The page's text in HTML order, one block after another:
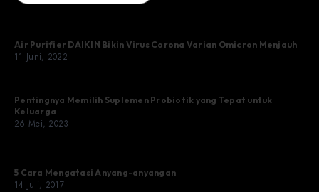
Air Purifier DAIKIN Bikin Virus Corona Varian Omicron Menjauh
11 Juni, 2022
Pentingnya Memilih Suplemen Probiotik yang Tepat untuk
Keluarga
26 Mei, 2023
5 Cara Mengatasi Anyang-anyangan
14 Juli, 2017